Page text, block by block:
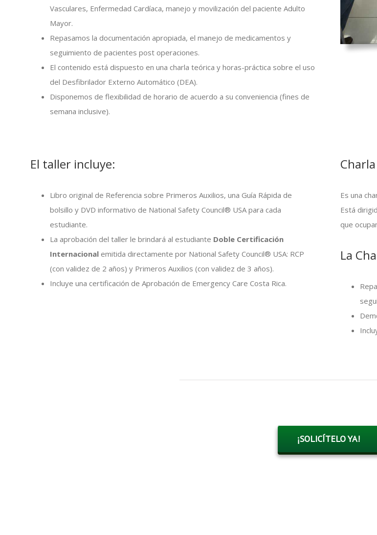
Vasculares, Enfermedad Cardíaca, manejo y movilización del paciente Adulto
Mayor.
Repasamos la documentación apropiada, el manejo de medicamentos y
seguimiento de pacientes post operaciones.
El contenido está dispuesto en una charla teórica y horas-práctica sobre el uso
del Desfibrilador Externo Automático (DEA).
Disponemos de flexibilidad de horario de acuerdo a su conveniencia (fines de
semana inclusive).
El taller incluye:
Libro original de Referencia sobre Primeros Auxilios, una Guía Rápida de
bolsillo y DVD informativo de National Safety Council® USA para cada
estudiante.
La aprobación del taller le brindará al estudiante Doble Certificación
Internacional emitida directamente por National Safety Council® USA: RCP
(con validez de 2 años) y Primeros Auxilios (con validez de 3 años).
Incluye una certificación de Aprobación de Emergency Care Costa Rica.
Es una
Está
que
La
¡SOLICÍTELO YA!